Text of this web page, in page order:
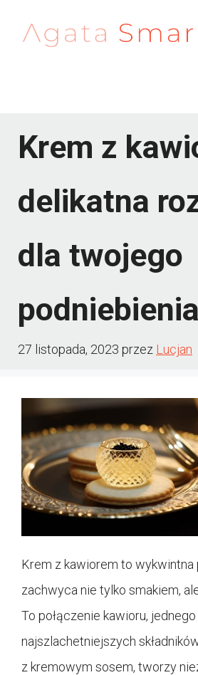
Krem z
delikatna
dla twojego
podniebienia
27 listopada, 2023 przez Lucjan
Krem z kawiorem to wykwintna
zachwyca nie tylko smakiem,
To połączenie kawioru, jednego
najszlachetniejszych
z kremowym sosem, tworzy